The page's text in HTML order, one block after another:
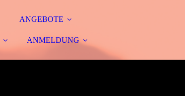
ANGEBOTE
ANMELDUNG